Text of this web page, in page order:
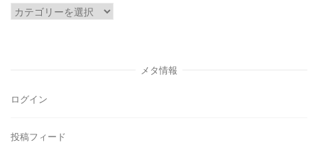
カ
メタ情報
ログイン
投稿フィード